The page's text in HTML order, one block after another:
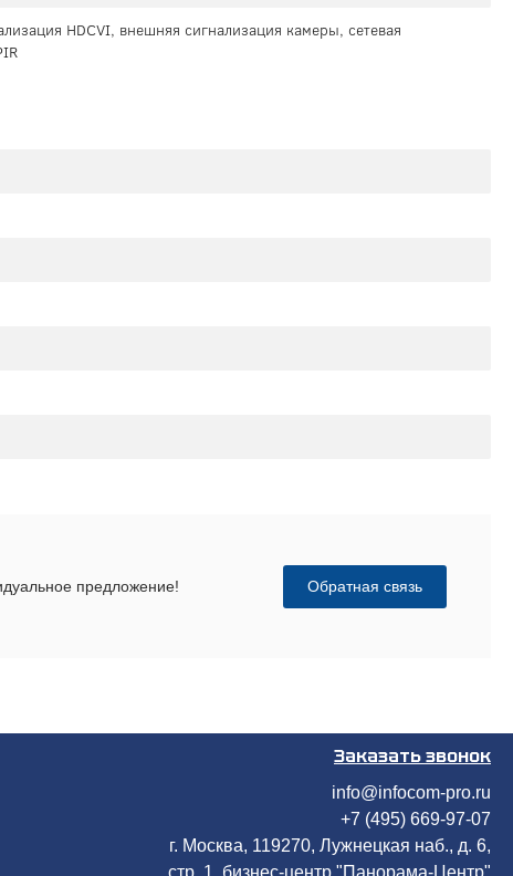
HDCVI, внешняя сигнализация камеры, сетевая
предложение! Обратная связь
Заказать звонок
info@infocom-pro.ru
+7 (495) 669-97-07
г. Москва, 119270, Лужнецкая наб., д. 6,
стр. 1, бизнес-центр "Панорама-Центр"